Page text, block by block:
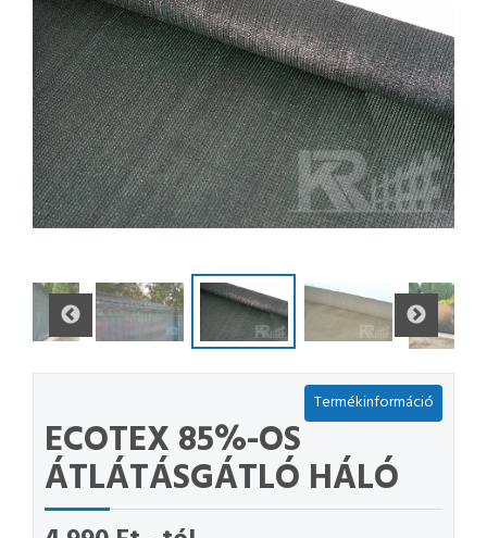
Termékinformáció
ECOTEX 85%-OS
ÁTLÁTÁSGÁTLÓ HÁLÓ